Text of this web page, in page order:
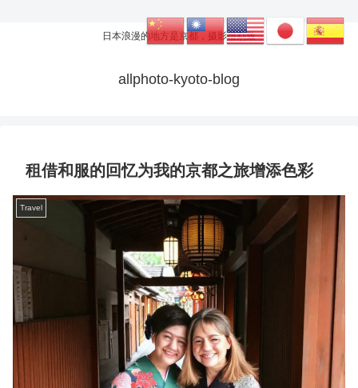
日本浪漫的地方是京都，摄影很别致
allphoto-kyoto-blog
租借和服的回忆为我的京都之旅增添色彩
Travel